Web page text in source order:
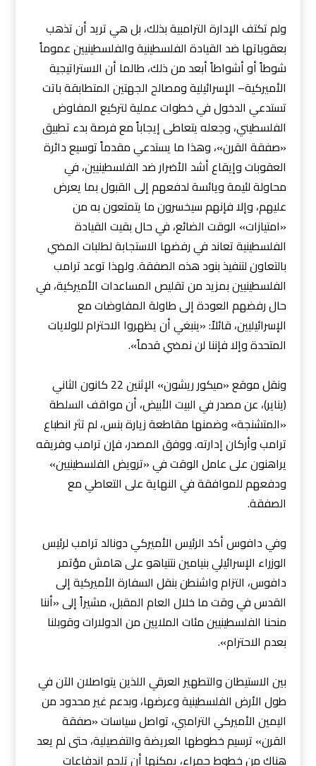
ولم تكتف الإدارة الترامبية بذلك، بل هي تريد أن تذهب
بعقوباتها ضد القيادة الفلسطينية والفلسطينيين عموماً
شوطاً أو أشواطاً أبعد من ذلك، طالما أن الاستراتيجية
الأميركية– الإسرائيلية ومصالح الجهتين المتطابقة باتت
تستدعي الدخول في خطوات عملية لتركيع المفاوض
الفلسطيني، وجعله يتعاطى إيجاباً مع فرصة بدء تطبيق
«صفقة القرن»، وهذا ما يستدعي مقدماً توسيع دائرة
العقوبات وإيقاع أشد الأضرار ضد الفلسطينيين، في
محاولة لئيمة ويائسة لدفعهم إلى القبول بما يعرض
عليهم، وإلا فإنهم سيخسرون ما يتمتعون به من
«امتيازات» الوقت الضائع، في حال بقيت القيادة
الفلسطينية تعاند في رفضها الاستجابة لطلبات المضي
بالتعاون لتنفيذ بنود هذه الصفقة. ولهذا توعد ترامب
الفلسطينيين بمزيد من تقليص المساعدات الأميركية، في
حال رفضهم العودة إلى طاولة المفاوضات مع
الإسرائيليين، قائلاً: «ينبغي أن يظهروا الاحترام للولايات
المتحدة وإلا فإننا لن نمضي قدماً».
ونقل موقع «ميكور ريشون» الإثنين 22 كانون الثاني
(يناير)، عن مصدر في البيت الأبيض، أن مواقف السلطة
«المتشنجة» وضمنها مقاطعة زيارة بنس، لم تثر انطباع
ترامب وأركان إدارته. ووفق المصدر، فإن ترامب وفريقه
يراهنون على عامل الوقت في «ترويض الفلسطينيين»
ودفعهم للموافقة في النهاية على التعاطي مع
الصفقة.
وفي دافوس أكد الرئيس الأميركي دونالد ترامب لرئيس
الوزراء الإسرائيلي بنيامين نتنياهو على هامش مؤتمر
دافوس، التزام واشنطن بنقل السفارة الأميركية إلى
القدس في وقت ما خلال العام المقبل، مشيراً إلى «أننا
منحنا الفلسطينيين مئات الملايين من الدولارات وقوبلنا
بعدم الاحترام».
بين الاستيطان والتطهير العرقي اللذين يتواصلان الآن في
طول الأرض الفلسطينية وعرضها، وبدعم غير محدود من
اليمين الأميركي الترامبي، تواصل سياسات «صفقة
القرن» ترسيم خطوطها العريضة والتفصيلية، حتى لم يعد
هناك من خطوط حمراء، يمكنها أن تلجم اندفاعات